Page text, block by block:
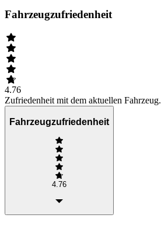
Fahrzeugzufriedenheit
4.76
Zufriedenheit mit dem aktuellen Fahrzeug.
Fahrzeugzufriedenheit
4.76